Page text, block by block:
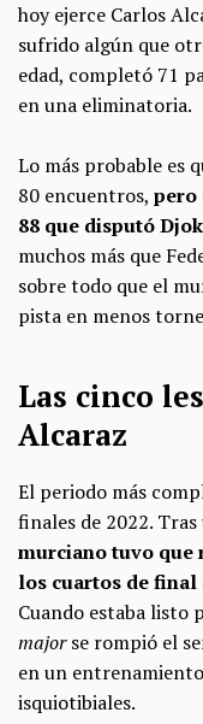
hoy ejerce Carlos
sufrido algún que
edad, completó 71
en una eliminatoria.
Lo más probable es
80 encuentros, pero
88 que disputó
muchos más que
sobre todo que el
pista en menos
Las cinco
Alcaraz
El periodo más
finales de 2022.
murciano tuvo que
los cuartos de final
Cuando estaba listo
majorse rompió el
en un
isquiotibiales.